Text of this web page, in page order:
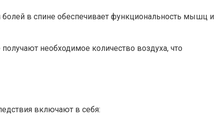
болей в спине обеспечивает функциональность мышц и
необходимое количество воздуха, что
включают в себя: